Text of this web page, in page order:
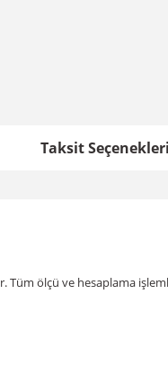
Taksit Seçenekleri
ölçü ve hesaplama